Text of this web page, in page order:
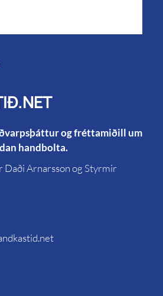
og fréttamiðill um
handbolta.
Daði Arnarsson og Styrmir